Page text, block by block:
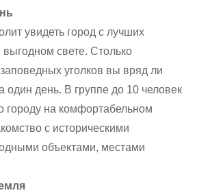
увидеть город с лучших
свете. Столько
уголков вы вряд ли
один день. В группе до 10 человек
городу на комфортабельном
с историческими
объектами, местами